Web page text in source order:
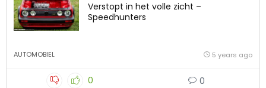
Verstopt in het volle zicht –
Speedhunters
AUTOMOBIEL 5 years ago
0 0